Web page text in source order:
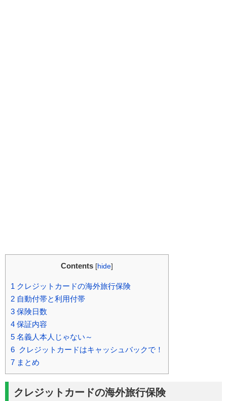
Contents [hide]
1 クレジットカードの海外旅行保険
2 自動付帯と利用付帯
3 保険日数
4 保証内容
5 名義人本人じゃない～
6 クレジットカードはキャッシュバックで！
7 まとめ
クレジットカードの海外旅行保険